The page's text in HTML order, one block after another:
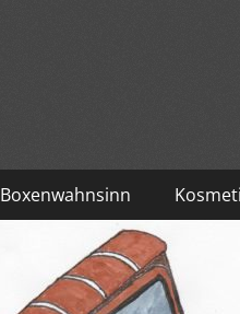
Boxenwahnsinn